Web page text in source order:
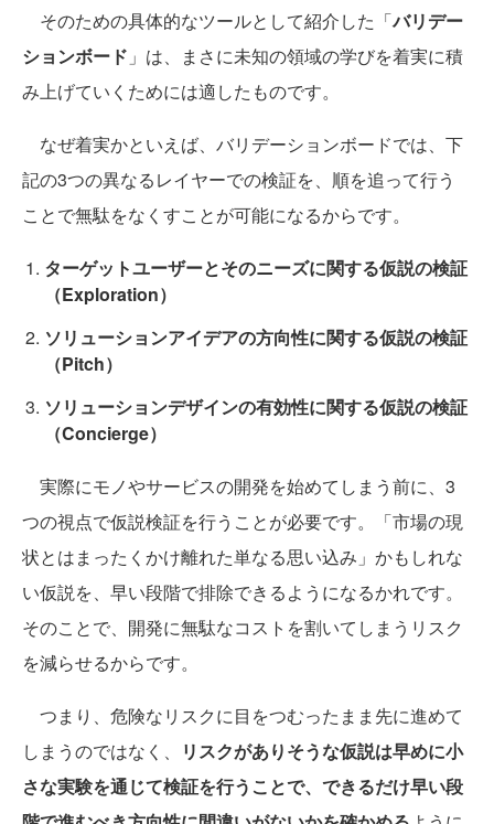
そのための具体的なツールとして紹介した「バリデー
ションボード 」は、まさに未知の領域の学びを着実に積
み上げていくためには適したものです。
なぜ着実かといえば、バリデーションボードでは、下
記の3つの異なるレイヤーでの検証を、順を追って行う
ことで無駄をなくすことが可能になるからです。
ターゲットユーザーとそのニーズに関する仮説の検証
（Exploration）
ソリューションアイデアの方向性に関する仮説の検証
（Pitch）
ソリューションデザインの有効性に関する仮説の検証
（Concierge）
実際にモノやサービスの開発を始めてしまう前に、3
つの視点で仮説検証を行うことが必要です。「市場の現
状とはまったくかけ離れた単なる思い込み」かもしれな
い仮説を、早い段階で排除できるようになるかれです。
そのことで、開発に無駄なコストを割いてしまうリスク
を減らせるからです。
つまり、危険なリスクに目をつむったまま先に進めて
しまうのではなく、
リスクがありそうな仮説は早めに小
さな実験を通じて検証を行うことで、できるだけ早い段